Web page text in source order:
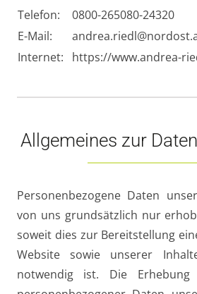
Telefon:
0800-265080-24320
E-Mail:
Internet:
https://www.andrea-
Allgemeines zur
Personenbezogene Daten
von uns grundsätzlich nur
soweit dies zur Bereitstellung
Website sowie unserer
notwendig ist. Die Erhebung